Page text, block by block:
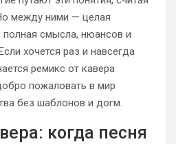
между ними — целая
полная смысла, нюансов и
хочется раз и навсегда
ремикс от кавера
пожаловать в мир
без шаблонов и догм.
когда песня